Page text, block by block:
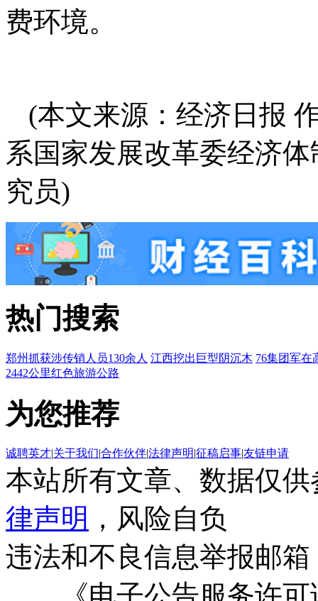
费环境。
(本文来源：经济日报
系国家发展改革委经济
究员)
热门搜索
郑州抓获涉传销人员130余人 江西挖出巨型阴沉木 76集团军在
2442公里红色旅游公路
为您推荐
诚聘英才|关于我们|合作伙伴|法律声明|征稿启事|友链申请
本站所有文章、数据仅
律声明 ，风险自负
违法和不良信息举报邮箱